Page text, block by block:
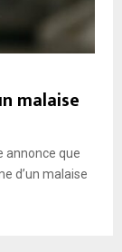
malaise
annonce que
d’un malaise